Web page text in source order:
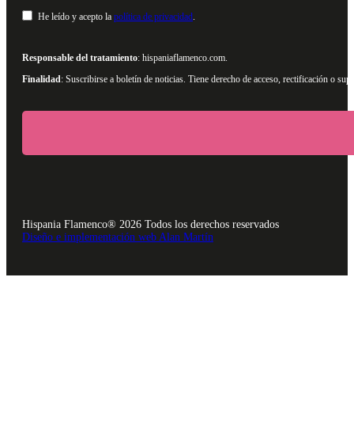
He leído y acepto la política de privacidad
Responsable del tratamiento: hispaniaflamenco.com.
Finalidad: Suscribirse a boletín de noticias. Tiene derecho de acceso, rectificación o
Hispania Flamenco® 2026 Todos los derechos reservados
Diseño e implementación web Alan Martín